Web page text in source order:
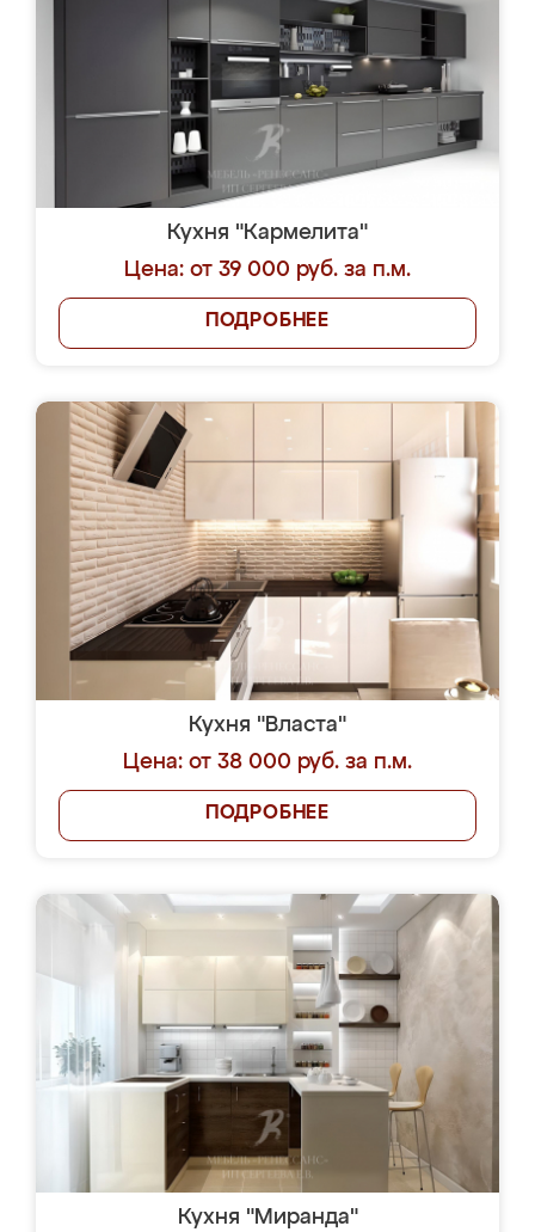
Кухня "Кармелита"
Цена: от 39 000 руб. за п.м.
ПОДРОБНЕЕ
Кухня "Власта"
Цена: от 38 000 руб. за п.м.
ПОДРОБНЕЕ
Кухня "Миранда"